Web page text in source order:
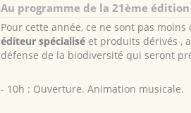
Au programme de la 21ème
Pour cette année, ce ne sont pas moins
éditeur spécialisé et produits dérivés ,
défense de la biodiversité qui seront
- 10h : Ouverture. Animation musicale.